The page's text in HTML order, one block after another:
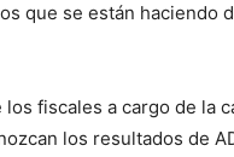
que se están haciendo
fiscales a cargo de la
los resultados de